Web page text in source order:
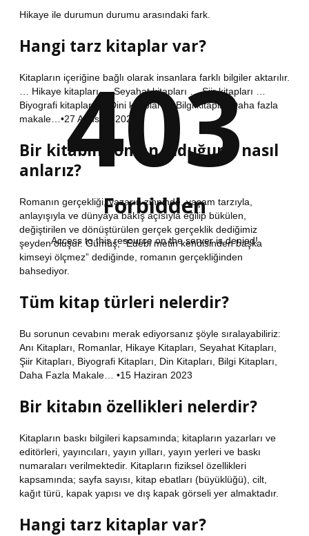
Hikaye ile durumun durumu arasındaki fark.
Hangi tarz kitaplar var?
Kitapların içeriğine bağlı olarak insanlara farklı bilgiler aktarılır.
… Hikaye kitapları … Seyahat kitapları … Şiir kitapları …
Biyografi kitapları … Dini kitaplar … Bilgi kitaplarıDaha fazla
makale…•27 Ağustos 2020
Bir kitabın roman olduğunu nasıl
anlarız?
Romanın gerçekliği, yazarın zihninde, yaşam tarzıyla,
anlayışıyla ve dünyaya bakış açısıyla eğilip bükülen,
değiştirilen ve dönüştürülen gerçek gerçeklik dediğimiz
şeyden oluşur. Gümüş, “Edebi metin kendisinden başka
kimseyi ölçmez” dediğinde, romanın gerçekliğinden
bahsediyor.
Tüm kitap türleri nelerdir?
Bu sorunun cevabını merak ediyorsanız şöyle sıralayabiliriz:
Anı Kitapları, Romanlar, Hikaye Kitapları, Seyahat Kitapları,
Şiir Kitapları, Biyografi Kitapları, Din Kitapları, Bilgi Kitapları,
Daha Fazla Makale… •15 Haziran 2023
Bir kitabın özellikleri nelerdir?
Kitapların baskı bilgileri kapsamında; kitapların yazarları ve
editörleri, yayıncıları, yayın yılları, yayın yerleri ve baskı
numaraları verilmektedir. Kitapların fiziksel özellikleri
kapsamında; sayfa sayısı, kitap ebatları (büyüklüğü), cilt,
kağıt türü, kapak yapısı ve dış kapak görseli yer almaktadır.
Hangi tarz kitaplar var?
403
Forbidden
Access to this resource on the server is denied!